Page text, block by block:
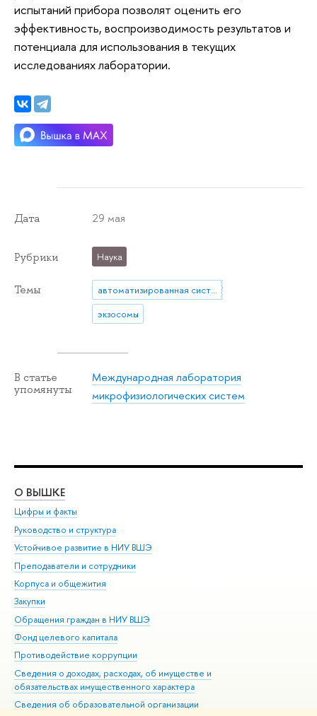
испытаний прибора позволят оценить его
эффективность, воспроизводимость результатов и
потенциала для использования в текущих
исследованиях лаборатории.
Дата 29 мая
Рубрики Наука
Темы
автоматизированная система Exodus
экзосомы
В статье
упомянуты
Международная лаборатория
микрофизиологических систем
О ВЫШКЕ
Цифры и факты
Руководство и структура
Устойчивое развитие в НИУ ВШЭ
Преподаватели и сотрудники
Корпуса и общежития
Закупки
Обращения граждан в НИУ ВШЭ
Фонд целевого капитала
Противодействие коррупции
Сведения о доходах, расходах, об имуществе и
обязательствах имущественного характера
Сведения об образовательной организации